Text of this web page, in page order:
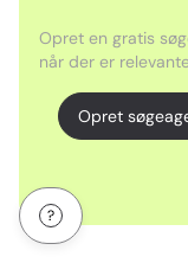
Opret en gratis
når der er
Opret